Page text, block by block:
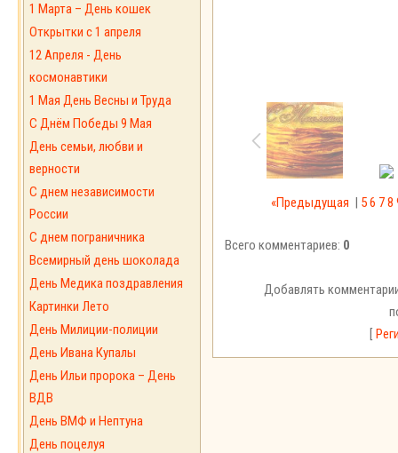
1 Марта – День кошек
Открытки с 1 апреля
12 Апреля - День
космонавтики
1 Мая День Весны и Труда
С Днём Победы 9 Мая
День семьи, любви и
верности
С днем независимости
России
С днем пограничника
Всемирный день шоколада
День Медика поздравления
Картинки Лето
День Милиции-полиции
День Ивана Купалы
День Ильи пророка – День
ВДВ
День ВМФ и Нептуна
День поцелуя
«Предыдущая 56 78
Всего комментариев: 0
Добавлять